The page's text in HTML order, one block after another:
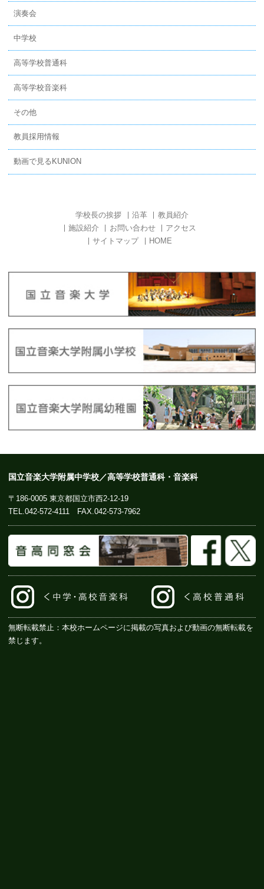
演奏会
中学校
高等学校普通科
高等学校音楽科
その他
教員採用情報
動画で見るKUNION
学校長の挨拶 沿革
教員紹介
施設紹介
お問い合わせ
アクセス
サイトマップ
HOME
国立音楽大学附属中学校／高等学校普通科・音楽科
〒186-0005 東京都国立市西2-12-19
TEL. 042-572-4111 FAX.042-573-7962
無断転載禁止：本校ホームページに掲載の写真および動画の無断転載を
禁じます。